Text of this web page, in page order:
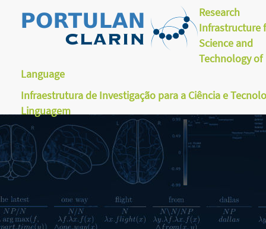
Research
Infrastructure
Science and
Technology of
Language
Infraestrutura de Investigação para a Ciência e
Linguagem